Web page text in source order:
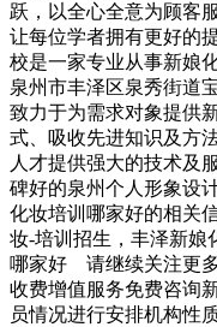
跃，以全心全意为顾客
让每位学者拥有更
校是一家专业从事新娘
泉州市丰泽区泉秀街道
致力于为需求对象提供
式、吸收先进知识及方
人才提供强大的技
碑好的泉州个人形象设
化妆培训哪家好的
妆-培训招生，丰泽新娘
哪家好 请继续关注更
收费增值服务免费咨询
员情况进行安排机构性